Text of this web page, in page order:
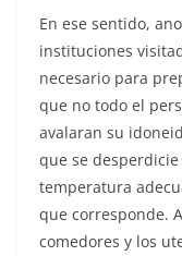
En ese sentido,
instituciones
necesario para
que no todo el
avalaran su
que se
temperatura
que corresponde.
comedores y los